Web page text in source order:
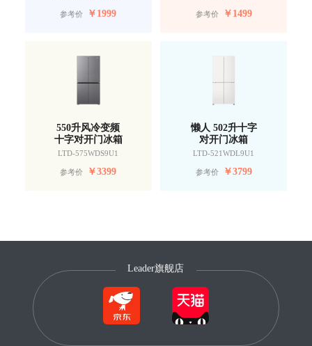
参考价 ￥1999 参考价 ￥1499
550升风冷变频
十字对开门冰箱
LTD-575WDS9U1
参考价 ￥3399
懒人 502升十字
对开门冰箱
LTD-521WDL9U1
参考价 ￥3799
Leader旗舰店